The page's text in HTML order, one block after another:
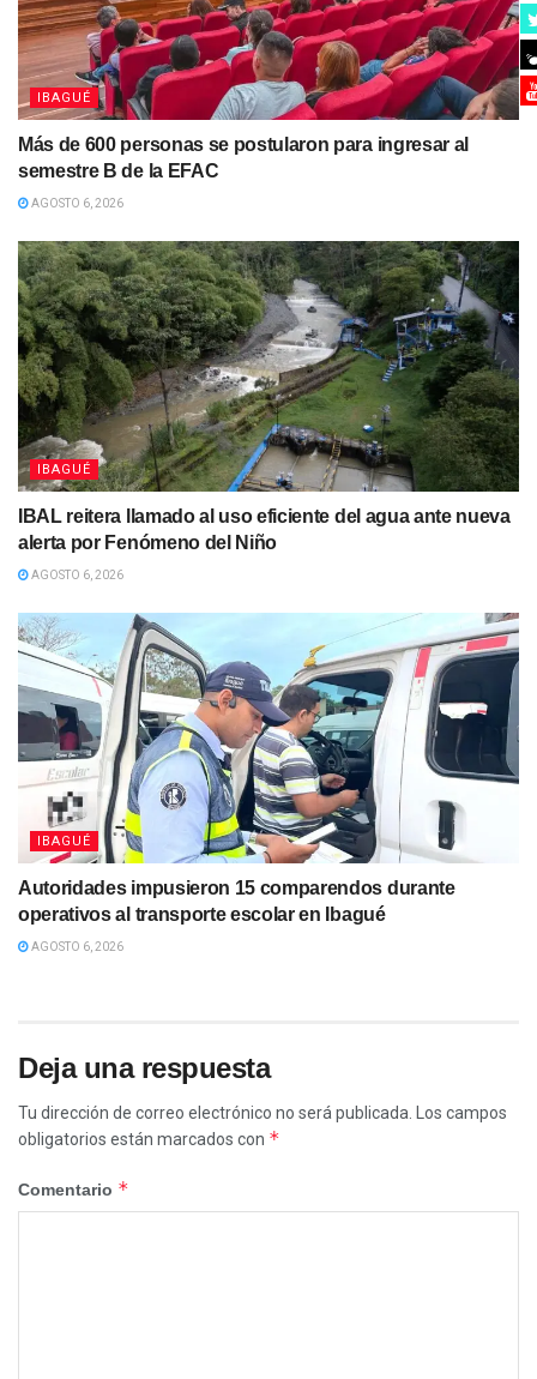
IBAGUÉ
Más de 600 personas se postularon para ingresar al
semestre B de la EFAC
AGOSTO 6, 2026
IBAGUÉ
IBAL reitera llamado al uso eficiente del agua ante nueva
alerta por Fenómeno del Niño
AGOSTO 6, 2026
IBAGUÉ
Autoridades impusieron 15 comparendos durante
operativos al transporte escolar en Ibagué
AGOSTO 6, 2026
Deja una respuesta
Tu dirección de correo electrónico no será publicada.
Los campos
obligatorios están marcados con *
Comentario *